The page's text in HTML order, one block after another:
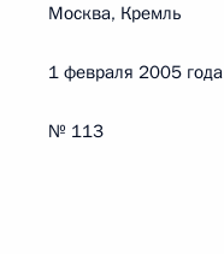
Москва, Кремль
1 февраля 2005 года
№ 113